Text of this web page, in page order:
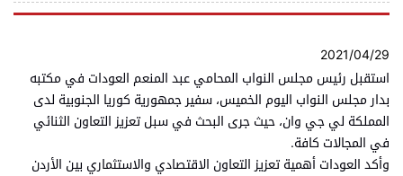
2021/04/29
استقبل رئيس مجلس النواب المحامي عبد المنعم العودات في مكتبه
بدار مجلس النواب اليوم الخميس، سفير جمهورية كوريا الجنوبية لدى
المملكة لي جي وان، حيث جرى البحث في سبل تعزيز التعاون الثنائي
في المجالات كافة.
وأكد العودات أهمية تعزيز التعاون الاقتصادي والاستثماري بين الأردن